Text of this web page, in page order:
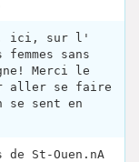
ici, sur l'
sans
Merci le
aller se faire
se sent en
St-Ouen.nA